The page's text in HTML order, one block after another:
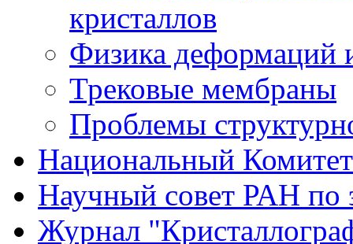
кристаллов
Физика деформаций
Трековые мембраны
Проблемы
Национальный
Научный совет РАН по
Журнал